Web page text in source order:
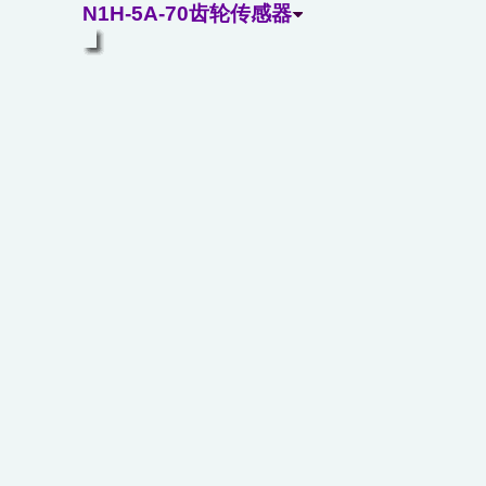
N1H-5A-70齿轮传感器